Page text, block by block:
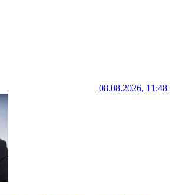
08.08.2026, 11:48